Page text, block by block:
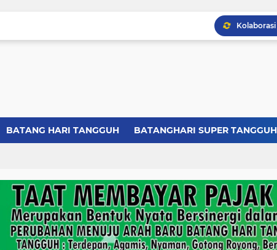
BATANG HARI TANGGUH BATANGHARI SUPER TANGGUH